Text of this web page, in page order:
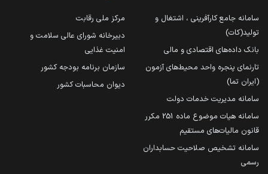
سامانه جامع کارآفرینی ، اشتغال و
تولید(کات)
بانک داده‌های اقتصادی و مالی
تارنمای پنجره واحد محیط‌های آزمون
(ایران تما)
سامانه مدیریت خدمات دولت
سامانه هیات موضوع ماده 251 مکرر
قانون مالیات‌های مستقیم
سامانه تشخیص صلاحیت حسابداران
رسمی
مرکز ملی رقابت
دبیرخانه شورای عالی سلامت و
امنیت غذایی
سازمان برنامه بودجه کشور
دیوان محاسبات کشور